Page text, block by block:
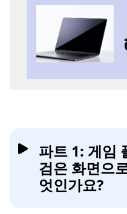
파트 1: 게임
검은 화면으
엇인가요?